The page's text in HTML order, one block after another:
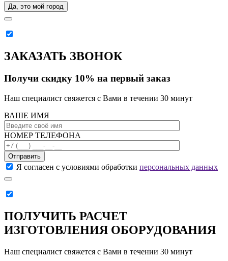
Да, это мой город
ЗАКАЗАТЬ ЗВОНОК
Получи скидку 10% на первый заказ
Наш специалист свяжется с Вами в течении 30 минут
ВАШЕ ИМЯ
НОМЕР ТЕЛЕФОНА
Отправить
Я согласен с условиями обработки персональных данных
ПОЛУЧИТЬ РАСЧЕТ
ИЗГОТОВЛЕНИЯ ОБОРУДОВАНИЯ
Наш специалист свяжется с Вами в течении 30 минут